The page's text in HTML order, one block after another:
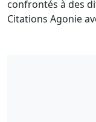
confrontés à des
Citations Agonie